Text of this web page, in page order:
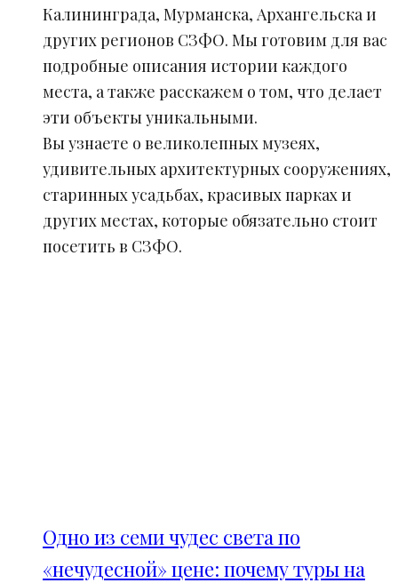
Калининграда, Мурманска, Архангельска и
других регионов СЗФО. Мы готовим для вас
подробные описания истории каждого
места, а также расскажем о том, что делает
эти объекты уникальными.
Вы узнаете о великолепных музеях,
удивительных архитектурных сооружениях,
старинных усадьбах, красивых парках и
других местах, которые обязательно стоит
посетить в СЗФО.
Одно из семи чудес света по
«нечудесной» цене: почему туры на